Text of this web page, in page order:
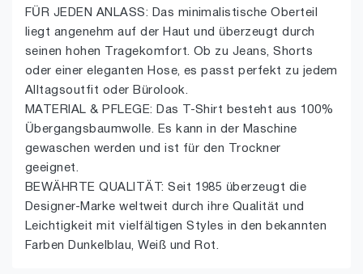
FÜR JEDEN ANLASS: Das minimalistische Oberteil
liegt angenehm auf der Haut und überzeugt durch
seinen hohen Tragekomfort. Ob zu Jeans, Shorts
oder einer eleganten Hose, es passt perfekt zu jedem
Alltagsoutfit oder Bürolook.
MATERIAL & PFLEGE: Das T-Shirt besteht aus 100%
Übergangsbaumwolle. Es kann in der Maschine
gewaschen werden und ist für den Trockner
geeignet.
BEWÄHRTE QUALITÄT: Seit 1985 überzeugt die
Designer-Marke weltweit durch ihre Qualität und
Leichtigkeit mit vielfältigen Styles in den bekannten
Farben Dunkelblau, Weiß und Rot.